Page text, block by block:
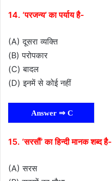
14. ‘परजन्य’ का पर्याय है-
(A) दूसरा व्यक्ति
(B) परोपकार
(C) बादल
(D) इनमें से कोई नहीं
Answer ⇒ C
15. ‘सरसौं’ का हिन्दी मानक शब्द है-
(A) सरस